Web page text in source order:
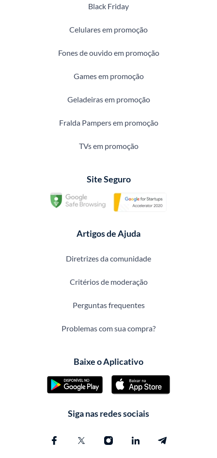
Black Friday
Celulares em promoção
Fones de ouvido em promoção
Games em promoção
Geladeiras em promoção
Fralda Pampers em promoção
TVs em promoção
Site Seguro
Artigos de Ajuda
Diretrizes da comunidade
Critérios de moderação
Perguntas frequentes
Problemas com sua compra?
Baixe o Aplicativo
Siga nas redes sociais